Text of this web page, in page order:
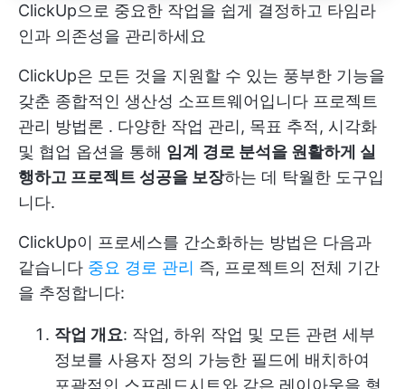
ClickUp으로 중요한 작업을 쉽게 결정하고 타임라
인과 의존성을 관리하세요
ClickUp은 모든 것을 지원할 수 있는 풍부한 기능을
갖춘 종합적인 생산성 소프트웨어입니다 프로젝트
관리 방법론 . 다양한 작업 관리, 목표 추적, 시각화
및 협업 옵션을 통해 임계 경로 분석을 원활하게 실
행하고 프로젝트 성공을 보장하는 데 탁월한 도구입
니다.
ClickUp이 프로세스를 간소화하는 방법은 다음과
같습니다 중요 경로 관리 즉, 프로젝트의 전체 기간
을 추정합니다:
작업 개요: 작업, 하위 작업 및 모든 관련 세부
정보를 사용자 정의 가능한 필드에 배치하여